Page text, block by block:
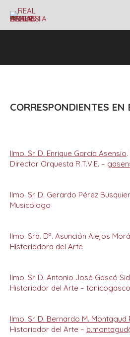
CORRESPONDIENTES EN
Ilmo. Sr. D. Enrique García Asensio
Director Orquesta R.T.V.E. –
Ilmo. Sr. D. Gerardo Pérez Busquier.
Musicólogo
Ilmo. Sra. Dª. Asunción Alejos
Historiadora del Arte
Ilmo. Sr. D. Antonio José Gascó
Historiador del Arte –
Ilmo. Sr. D. Bernardo M. Montagud
Historiador del Arte –